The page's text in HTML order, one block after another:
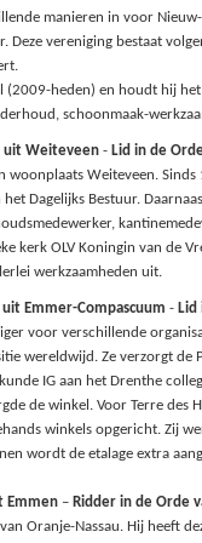
manieren in voor
Deze vereniging bestaat
heden) en houdt hij
schoonmaak-
uit Weiteveen - Lid in de
woonplaats Weiteveen.
Dagelijks Bestuur.
kerk OLV Koningin van de
werkzaamheden uit.
Emmer-Compascuum - Lid
voor verschillende
wereldwijd. Ze verzorgt de
IG aan het Drenthe
de winkel. Voor Terre
winkels opgericht. Zij
wordt de etalage extra
Emmen – Ridder in de Orde
Oranje-Nassau. Hij heeft